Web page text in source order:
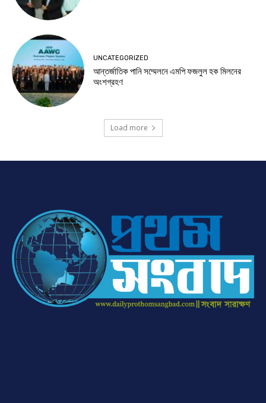
UNCATEGORIZED
আন্তর্জাতিক পানি সম্মেলনে এমপি ফজলুল হক মিলনের
অংশগ্রহণ
Load more